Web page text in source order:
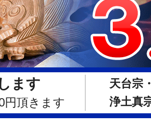
ます
頂きます
天台宗
浄土真